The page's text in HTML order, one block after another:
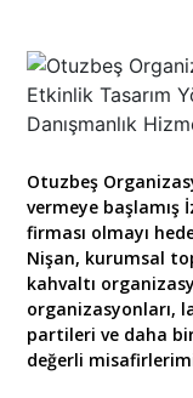
Otuzbeş
vermeye başlamış
firması olmayı
Nişan, kurumsal
kahvaltı
organizasyonları,
partileri ve daha
değerli